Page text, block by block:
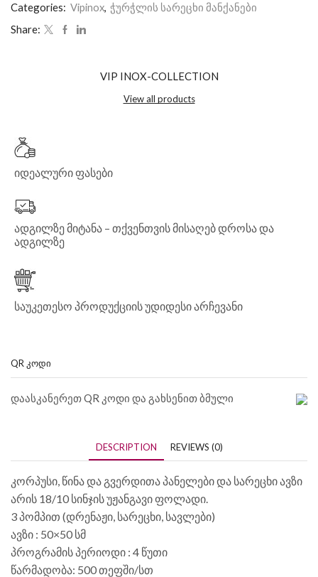
Categories: Vipinox, ჭურჭლის სარეცხი მანქანები
Share:
VIP INOX-COLLECTION
View all products
იდეალური ფასები
ადგილზე მიტანა – თქვენთვის მისაღებ დროსა და
ადგილზე
საუკეთესო პროდუქციის უდიდესი არჩევანი
QR ᲙᲝᲓᲘ
დაასკანერეთ QR კოდი და გახსენით ბმული
DESCRIPTION REVIEWS (0)
კორპუსი, წინა და გვერდითა პანელები და სარეცხი ავზი
არის 18/10 სინჯის უჟანგავი ფოლადი.
3 პომპით (დრენაჟი, სარეცხი, სავლები)
ავზი : 50×50 სმ
პროგრამის პერიოდი : 4 წუთი
წარმადობა: 500 თეფში/სთ